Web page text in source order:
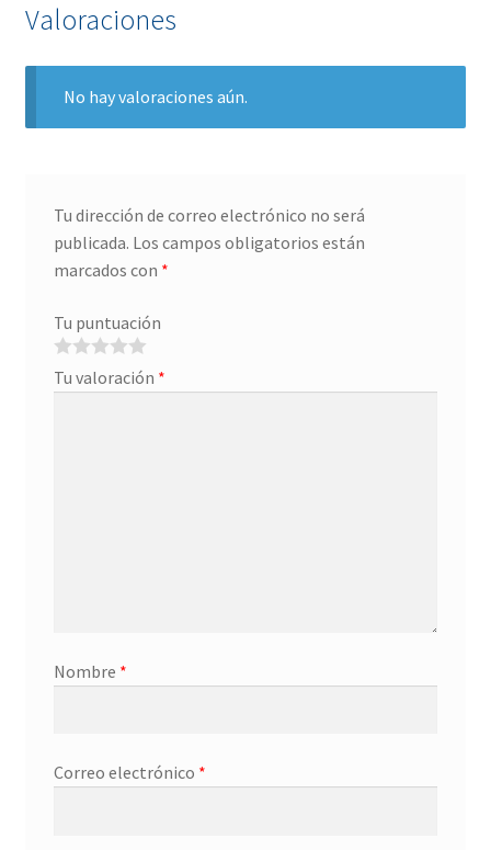
Valoraciones
No hay valoraciones aún.
Tu dirección de correo electrónico no será
publicada. Los campos obligatorios están
marcados con *
Tu puntuación
Tu valoración *
Nombre *
Correo electrónico *